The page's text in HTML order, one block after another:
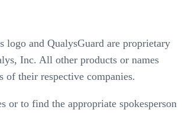
logo and QualysGuard are proprietary
Inc. All other products or names
of their respective companies.
or to find the appropriate spokesperson